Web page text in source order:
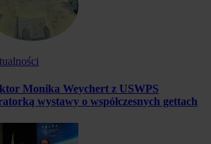
Monika Weychert z USWPS
wystawy o współczesnych gettach